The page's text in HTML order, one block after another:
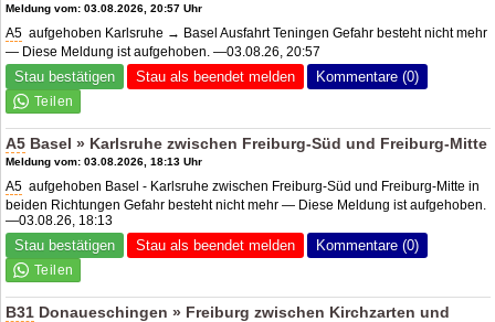
Meldung vom: 03.08.2026, 20:57 Uhr
A5 aufgehoben Karlsruhe → Basel Ausfahrt Teningen Gefahr besteht nicht mehr
— Diese Meldung ist aufgehoben. —03.08.26, 20:57
Stau bestätigen Stau als beendet melden Kommentare (0)
A5 Basel » Karlsruhe zwischen Freiburg-Süd und Freiburg-Mitte
Meldung vom: 03.08.2026, 18:13 Uhr
A5 aufgehoben Basel - Karlsruhe zwischen Freiburg-Süd und Freiburg-Mitte in
beiden Richtungen Gefahr besteht nicht mehr — Diese Meldung ist aufgehoben.
—03.08.26, 18:13
Stau bestätigen Stau als beendet melden Kommentare (0)
B31 Donaueschingen » Freiburg zwischen Kirchzarten und